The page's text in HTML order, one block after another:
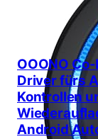
OOONO
Driver fürs
Kontrollen
Android